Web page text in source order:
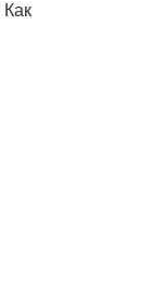
Как